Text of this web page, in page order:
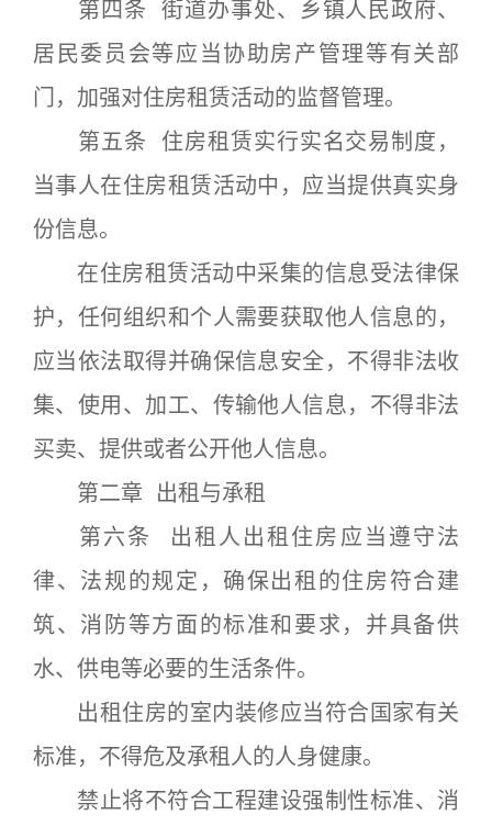
第四条 街道办事处、乡镇人民政府、
居民委员会等应当协助房产管理等有关部
门，加强对住房租赁活动的监督管理。
第五条 住房租赁实行实名交易制度，
当事人在住房租赁活动中，应当提供真实身
份信息。
在住房租赁活动中采集的信息受法律保
护，任何组织和个人需要获取他人信息的，
应当依法取得并确保信息安全，不得非法收
集、使用、加工、传输他人信息，不得非法
买卖、提供或者公开他人信息。
第二章 出租与承租
第六条 出租人出租住房应当遵守法
律、法规的规定，确保出租的住房符合建
筑、消防等方面的标准和要求，并具备供
水、供电等必要的生活条件。
出租住房的室内装修应当符合国家有关
标准，不得危及承租人的人身健康。
禁止将不符合工程建设强制性标准、消